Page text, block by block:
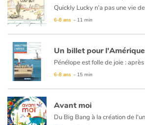
Apprendre à lire
Livre audio
Activités et ateliers
Apprendre les langues
Dyslexie, troubles de la lecture
6-8 ans - 11 min
Un billet pour l'Amérique
6-8 ans - 15 min
Avant moi